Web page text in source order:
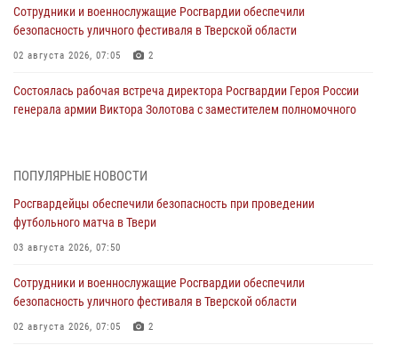
Сотрудники и военнослужащие Росгвардии обеспечили
безопасность уличного фестиваля в Тверской области
02 августа 2026, 07:05 2
Состоялась рабочая встреча директора Росгвардии Героя России
генерала армии Виктора Золотова с заместителем полномочного
31 июля 2026, 05:42 4
Росгвардейцы в Твери приняли участие в молебне, посвященном
Дню Крещения Руси
28 июля 2026, 11:30
Сотрудники вневедомственной охраны совершили 250 выездов и
пресекли 20 правонарушений за неделю в Тверской области
27 июля 2026, 08:29
ПОПУЛЯРНЫЕ НОВОСТИ
Росгвардейцы обеспечили безопасность при проведении
футбольного матча в Твери
03 августа 2026, 07:50
Сотрудники и военнослужащие Росгвардии обеспечили
безопасность уличного фестиваля в Тверской области
02 августа 2026, 07:05 2